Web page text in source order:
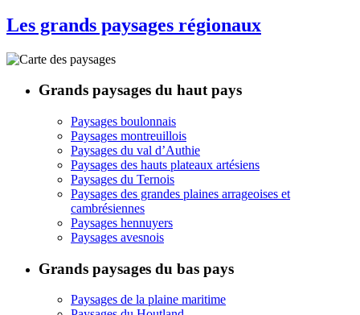
Les grands paysages régionaux
Grands paysages du haut pays
Paysages boulonnais
Paysages montreuillois
Paysages du val d’Authie
Paysages des hauts plateaux artésiens
Paysages du Ternois
Paysages des grandes plaines arrageoises et
cambrésiennes
Paysages hennuyers
Paysages avesnois
Grands paysages du bas pays
Paysages de la plaine maritime